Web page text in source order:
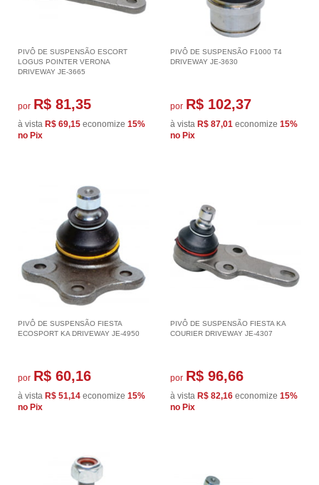
PIVÔ DE SUSPENSÃO ESCORT
LOGUS POINTER VERONA
DRIVEWAY JE-3665
por R$ 81,35
à vista R$ 69,15 economize 15%
no Pix
PIVÔ DE SUSPENSÃO F1000 T4
DRIVEWAY JE-3630
por R$ 102,37
à vista R$ 87,01 economize 15%
no Pix
PIVÔ DE SUSPENSÃO FIESTA
ECOSPORT KA DRIVEWAY JE-4950
por R$ 60,16
à vista R$ 51,14 economize 15%
no Pix
PIVÔ DE SUSPENSÃO FIESTA KA
COURIER DRIVEWAY JE-4307
por R$ 96,66
à vista R$ 82,16 economize 15%
no Pix